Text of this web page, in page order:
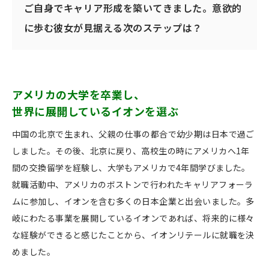
ご自身でキャリア形成を築いてきました。意欲的
に歩む彼女が見据える次のステップは？
アメリカの大学を卒業し、
世界に展開しているイオンを選ぶ
中国の北京で生まれ、父親の仕事の都合で幼少期は日本で過ご
しました。その後、北京に戻り、高校生の時にアメリカへ1年
間の交換留学を経験し、大学もアメリカで4年間学びました。
就職活動中、アメリカのボストンで行われたキャリアフォーラ
ムに参加し、イオンを含む多くの日本企業と出会いました。多
岐にわたる事業を展開しているイオンであれば、将来的に様々
な経験ができると感じたことから、イオンリテールに就職を決
めました。